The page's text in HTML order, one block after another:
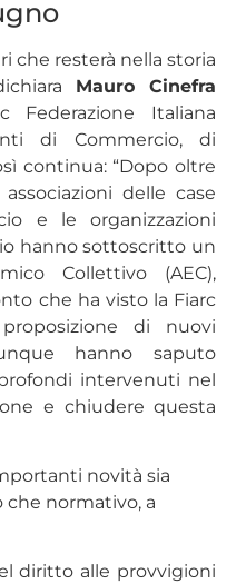
che resterà nella storia
Mauro Cinefra
Federazione Italiana
di Commercio, di
continua: “Dopo oltre
delle case
e le organizzazioni
hanno sottoscritto un
Collettivo (AEC),
che ha visto la Fiarc
di nuovi
hanno saputo
intervenuti nel
e chiudere questa
novità sia
normativo, a
diritto alle provvigioni